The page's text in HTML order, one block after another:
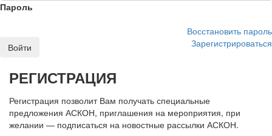
Пароль
Восстановить пароль
Войти
Зарегистрироваться
РЕГИСТРАЦИЯ
Регистрация позволит Вам получать специальные
предложения АСКОН, приглашения на мероприятия, при
желании — подписаться на новостные рассылки АСКОН.